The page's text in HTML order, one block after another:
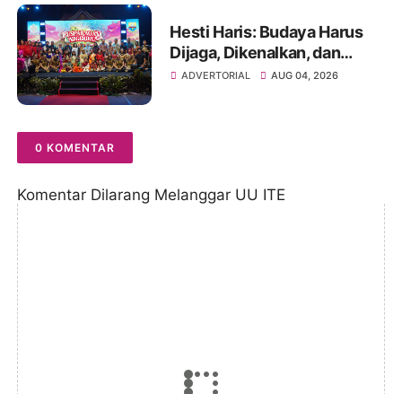
Hesti Haris: Budaya Harus
Dijaga, Dikenalkan, dan
Diwariskan
ADVERTORIAL AUG 04, 2026
0 KOMENTAR
Komentar Dilarang Melanggar UU ITE